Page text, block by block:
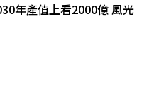
年產值上看2000億 風光